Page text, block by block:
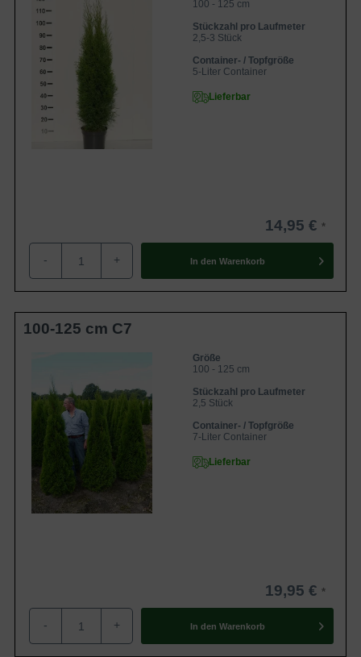
100 - 125 cm
Stückzahl pro Laufmeter
2,5-3 Stück
Container- / Topfgröße
5-Liter Container
Lieferbar
14,95 €
- + In den Warenkorb
100-125 cm C7
Größe
100 - 125 cm
Stückzahl pro Laufmeter
2,5 Stück
Container- / Topfgröße
7-Liter Container
Lieferbar
19,95 €
- + In den Warenkorb